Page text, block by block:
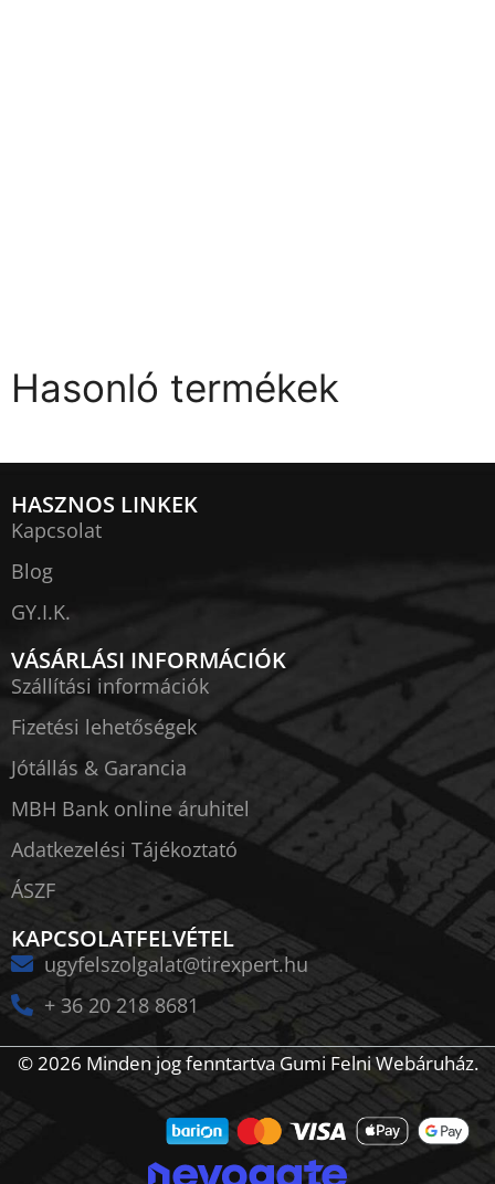
Hasonló termékek
HASZNOS LINKEK
Kapcsolat
Blog
GY.I.K.
VÁSÁRLÁSI INFORMÁCIÓK
Szállítási információk
Fizetési lehetőségek
Jótállás & Garancia
MBH Bank online áruhitel
Adatkezelési Tájékoztató
ÁSZF
KAPCSOLATFELVÉTEL
ugyfelszolgalat@tirexpert.hu
+ 36 20 218 8681
© 2026 Minden jog fenntartva Gumi Felni Webáruház.